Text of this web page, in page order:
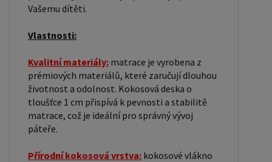
Vašemu dítěti.
Vlastnosti:
Kvalitní materiály: matrace je vyrobena z
prémiových materiálů, které zaručují dlouhou
životnost a odolnost. Kokosová deska o
tloušťce 1 cm přispívá k pevnosti a stabilitě
matrace, což je ideální pro správný vývoj
páteře.
Přírodní kokosová vrstva: kokosové vlákno